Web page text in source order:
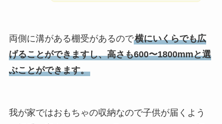
両側に溝がある棚受があるので横にいくらでも広
げることができますし、高さも600〜1800mmと選
ぶことができます。
我が家ではおもちゃの収納なので子供が届くよう